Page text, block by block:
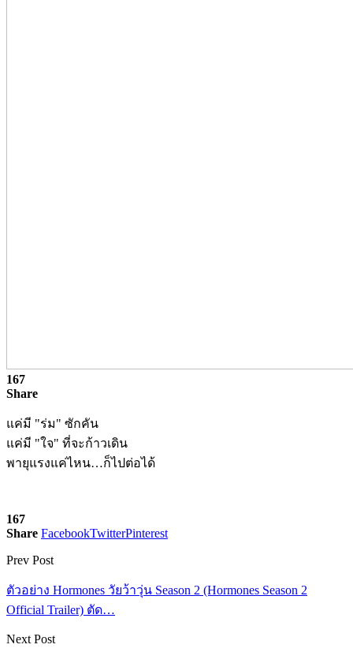
167
Share
แค่มี "ร่ม" ซักคัน
แค่มี "ใจ" ที่จะก้าวเดิน
พายุแรงแค่ไหน…ก็ไปต่อได้
167
Share FacebookTwitterPinterest
Prev Post
ตัวอย่าง Hormones วัยว้าวุ่น Season 2 (Hormones Season 2
Official Trailer) ตัด…
Next Post